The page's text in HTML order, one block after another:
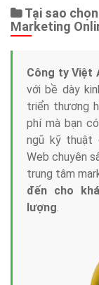
Tại sao
Marketing
Công ty Việt
với bề dày
triển thương
phí mà bạn
ngũ kỹ thuật
Web chuyên
trung tâm
đến cho
lượng.